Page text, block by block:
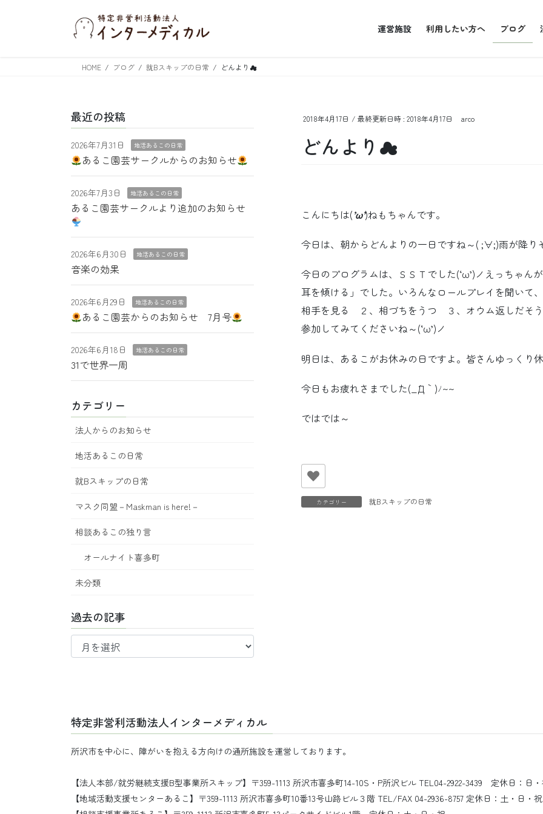
運営施設 利用したい方へ ブログ
HOME ブログ 就Bスキップの日常 どんより☁
2018年4月17日 / 最終更新日時 : 2018年4月17日 arco
どんより☁
こんにちは(’ω’)ねもちゃんです。
今日は、朝からどんよりの一日ですね～( ;∀;)雨が降
今日のプログラムは、ＳＳＴでした(‘ω’)ノえっちゃん
耳を傾ける」でした。いろんなロールプレイを聞いて
相手を見る ２、相づちをうつ ３、オウム返しだそ
参加してみてくださいね～(‘ω’)ノ
明日は、あるこがお休みの日ですよ。皆さんゆっくり
今日もお疲れさまでした(_´Д｀)ﾉ~~
ではでは～
カテゴリー 就Bスキップの日常
最近の投稿
2026年7月31日 地活あるこの日常
あるこ園芸サークルからのお知らせ
2026年7月3日 地活あるこの日常
あるこ園芸サークルより追加のお知らせ
2026年6月30日 地活あるこの日常
音楽の効果
2026年6月29日 地活あるこの日常
あるこ園芸からのお知らせ 7月号
2026年6月18日 地活あるこの日常
31で世界一周
カテゴリー
法人からのお知らせ
地活あるこの日常
就Bスキップの日常
マスク同盟－Maskman is here!－
相談あるこの独り言
オールナイト喜多町
未分類
過去の記事
過
特定非営利活動法人インターメディカル
所沢市を中心に、障がいを抱える方向けの通所施設を運営しております。
【法人本部/就労継続支援B型事業所スキップ】〒359-1113 所沢市喜多町14-10S・P所沢ビル TEL04-2922-3439 定休日：日
【地域活動支援センターあるこ】〒359-1113 所沢市喜多町10番13号山路ビル３階 TEL/FAX 04-2936-8757 定休日：土・日・祝